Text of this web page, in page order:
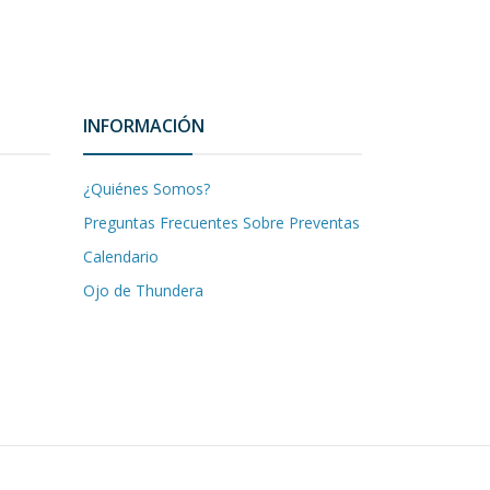
INFORMACIÓN
¿Quiénes Somos?
Preguntas Frecuentes Sobre Preventas
Calendario
Ojo de Thundera